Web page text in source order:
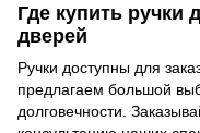
Где купить
дверей
Ручки доступны для
предлагаем большой
долговечности.